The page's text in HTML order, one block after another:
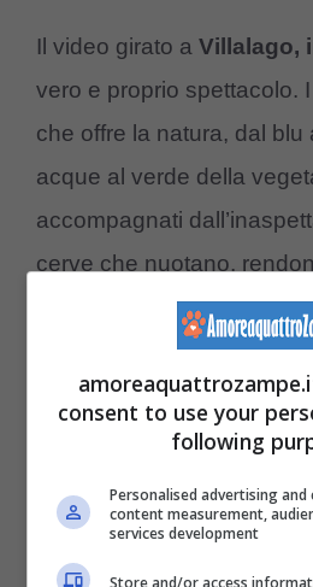
Il video girato a Villalago,
vero e proprio spettacolo.
che offre la natura, dal blu
acque al verde della
accompagnati
cerve che nuotano,
Abituati ad avere l’idea di
corrono saltellanti per i
aspetteremmo mai di
Domenico.
consent to use your
following
Personalised advertising
content measurement,
services development
Store and/or access